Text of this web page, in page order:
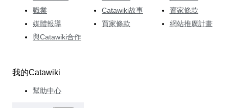
職業
媒體報導
與Catawiki合作
Catawiki故事
買家條款
賣家條款
網站推廣計畫
我的Catawiki
幫助中心